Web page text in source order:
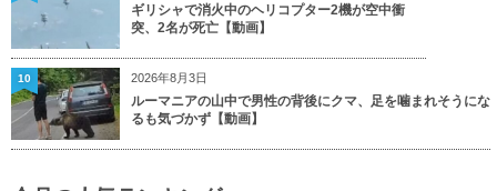
ギリシャで消火中のヘリコプター2機が空中衝
突、2名が死亡【動画】
2026年8月3日
ルーマニアの山中で男性の背後にクマ、足を噛まれそうにな
るも気づかず【動画】
10